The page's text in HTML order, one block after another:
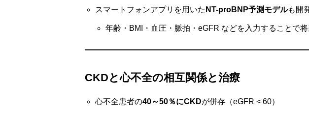
スマートフォンアプリを用いた NT-proBNP予測モデルも開
年齢・BMI・血圧・脈拍・eGFR などを入力することで
CKDと心不全の相互関係と治療
心不全患者の40～50％にCKDが併存（eGFR < 60）